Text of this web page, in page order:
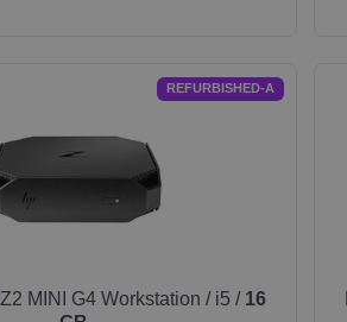
REFURBISHED-A
Z2 MINI G4 Workstation / i5 / 16